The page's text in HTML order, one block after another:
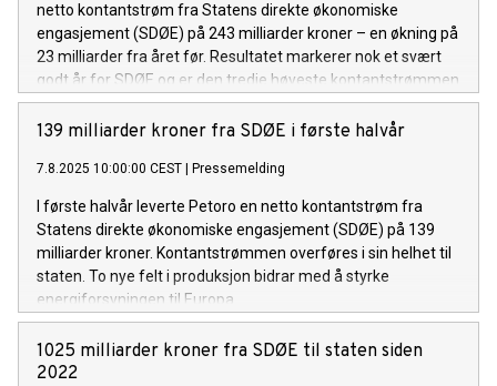
netto kontantstrøm fra Statens direkte økonomiske
engasjement (SDØE) på 243 milliarder kroner – en økning på
23 milliarder fra året før. Resultatet markerer nok et svært
godt år for SDØE og er den tredje høyeste kontantstrømmen
i selskapets historie.
139 milliarder kroner fra SDØE i første halvår
7.8.2025 10:00:00 CEST Pressemelding
I første halvår leverte Petoro en netto kontantstrøm fra
Statens direkte økonomiske engasjement (SDØE) på 139
milliarder kroner. Kontantstrømmen overføres i sin helhet til
staten. To nye felt i produksjon bidrar med å styrke
energiforsyningen til Europa.
1025 milliarder kroner fra SDØE til staten siden
2022